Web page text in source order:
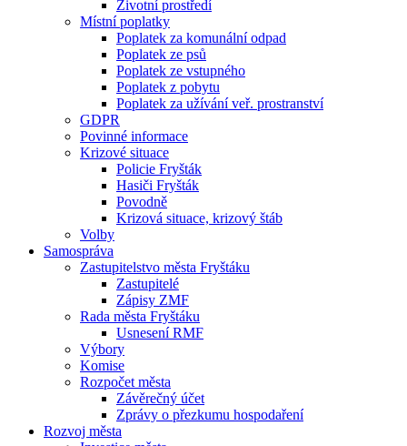
Životní prostředí
Místní poplatky
Poplatek za komunální odpad
Poplatek ze psů
Poplatek ze vstupného
Poplatek z pobytu
Poplatek za užívání veř. prostranství
GDPR
Povinné informace
Krizové situace
Policie Fryšták
Hasiči Fryšták
Povodně
Krizová situace, krizový štáb
Volby
Samospráva
Zastupitelstvo města Fryštáku
Zastupitelé
Zápisy ZMF
Rada města Fryštáku
Usnesení RMF
Výbory
Komise
Rozpočet města
Závěrečný účet
Zprávy o přezkumu hospodaření
Rozvoj města